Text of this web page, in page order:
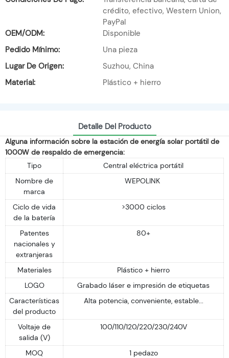
crédito, efectivo, Western Union,
PayPal
OEM/ODM:
Disponible
Pedido Mínimo:
Una pieza
Lugar De Origen:
Suzhou, China
Material:
Plástico + hierro
Detalle Del Producto
Alguna información sobre la estación de energía solar portátil de
1000W de respaldo de emergencia:
Tipo
Central eléctrica portátil
Nombre de
marca
WEPOLINK
Ciclo de vida
de la batería
>3000 ciclos
Patentes
nacionales y
extranjeras
80+
Materiales
Plástico + hierro
LOGO
Grabado láser e impresión de etiquetas
Características
del producto
Alta potencia, conveniente, estable...
Voltaje de
salida (V)
100/110/120/220/230/240V
MOQ
1 pedazo